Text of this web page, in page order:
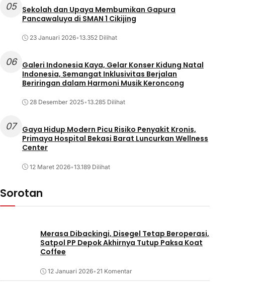
05
Sekolah dan Upaya Membumikan Gapura
Pancawaluya di SMAN 1 Cikijing
23 Januari 2026•13.352 Dilihat
06
Galeri Indonesia Kaya, Gelar Konser Kidung Natal
Indonesia, Semangat Inklusivitas Berjalan
Beriringan dalam Harmoni Musik Keroncong
28 Desember 2025•13.285 Dilihat
07
Gaya Hidup Modern Picu Risiko Penyakit Kronis,
Primaya Hospital Bekasi Barat Luncurkan Wellness
Center
12 Maret 2026•13.189 Dilihat
Sorotan
Merasa Dibackingi, Disegel Tetap Beroperasi,
Satpol PP Depok Akhirnya Tutup Paksa Koat
Coffee
12 Januari 2026• 21 Komentar